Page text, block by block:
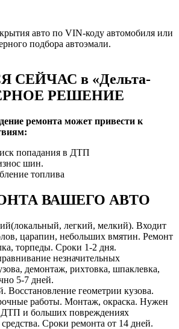
авто по VIN-коду автомобиля или
подбора автоэмали.
СЕЙЧАС в «Дельта-
РЕШЕНИЕ
ремонта может привести к
попадания в ДТП
шин.
топлива
ВАШЕГО АВТО
легкий, мелкий). Входит
царапин, небольших вмятин. Ремонт
торпеды. Сроки 1-2 дня.
незначительных
демонтаж, рихтовка, шпаклевка,
5-7 дней.
Восстановление геометрии кузова.
работы. Монтаж, окраска. Нужен
ДТП и больших повреждениях
Сроки ремонта от 14 дней.